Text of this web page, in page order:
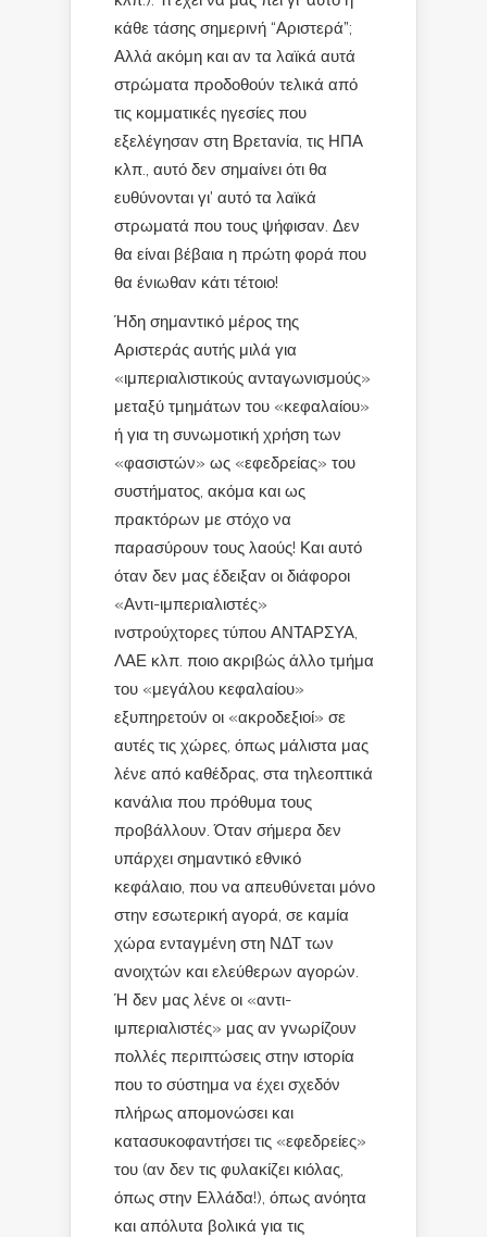
κάθε τάσης σημερινή “Αριστερά”;
Αλλά ακόμη και αν τα λαϊκά αυτά
στρώματα προδοθούν τελικά από
τις κομματικές ηγεσίες που
εξελέγησαν στη Βρετανία, τις ΗΠΑ
κλπ., αυτό δεν σημαίνει ότι θα
ευθύνονται γι’ αυτό τα λαϊκά
στρωματά που τους ψήφισαν. Δεν
θα είναι βέβαια η πρώτη φορά που
θα ένιωθαν κάτι τέτοιο!
Ήδη σημαντικό μέρος της
Αριστεράς αυτής μιλά για
«ιμπεριαλιστικούς ανταγωνισμούς»
μεταξύ τμημάτων του «κεφαλαίου»
ή για τη συνωμοτική χρήση των
«φασιστών» ως «εφεδρείας» του
συστήματος, ακόμα και ως
πρακτόρων με στόχο να
παρασύρουν τους λαούς! Και αυτό
όταν δεν μας έδειξαν οι διάφοροι
«Αντι-ιμπεριαλιστές»
ινστρούχτορες τύπου ΑΝΤΑΡΣΥΑ,
ΛΑΕ κλπ. ποιο ακριβώς άλλο τμήμα
του «μεγάλου κεφαλαίου»
εξυπηρετούν οι «ακροδεξιοί» σε
αυτές τις χώρες, όπως μάλιστα μας
λένε από καθέδρας, στα τηλεοπτικά
κανάλια που πρόθυμα τους
προβάλλουν. Όταν σήμερα δεν
υπάρχει σημαντικό εθνικό
κεφάλαιο, που να απευθύνεται μόνο
στην εσωτερική αγορά, σε καμία
χώρα ενταγμένη στη ΝΔΤ των
ανοιχτών και ελεύθερων αγορών.
Ή δεν μας λένε οι «αντι-
ιμπεριαλιστές» μας αν γνωρίζουν
πολλές περιπτώσεις στην ιστορία
που το σύστημα να έχει σχεδόν
πλήρως απομονώσει και
κατασυκοφαντήσει τις «εφεδρείες»
του (αν δεν τις φυλακίζει κιόλας,
όπως στην Ελλάδα!), όπως ανόητα
και απόλυτα βολικά για τις